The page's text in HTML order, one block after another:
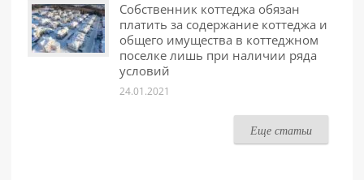
Собственник коттеджа обязан
платить за содержание коттеджа и
общего имущества в коттеджном
поселке лишь при наличии ряда
условий
24.01.2021
Еще статьи